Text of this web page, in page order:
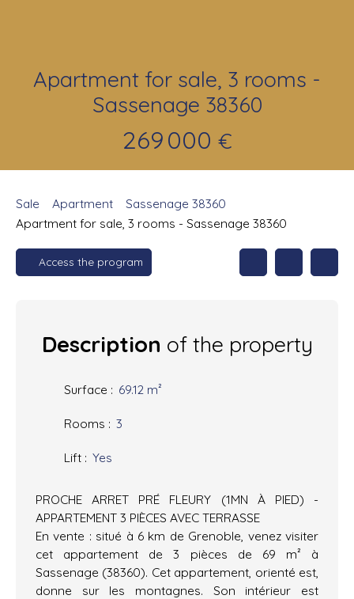
Apartment for sale, 3 rooms -
Sassenage 38360
269 000 €
Sale Apartment
Sassenage 38360
Apartment for sale, 3 rooms - Sassenage 38360
Access the program
Description of the property
Surface : 69.12 m²
Rooms : 3
Lift : Yes
PROCHE ARRET PRÉ FLEURY (1MN À PIED) -
APPARTEMENT 3 PIÈCES AVEC TERRASSE
En vente : situé à 6 km de Grenoble, venez visiter
cet appartement de 3 pièces de 69 m² à
Sassenage (38360). Cet appartement, orienté est,
donne sur les montagnes. Son intérieur est